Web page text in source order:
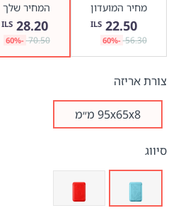
מחיר המועדון
22.50
ILS
56.30
-60%
המחיר שלך
28.20
ILS
70.50
-60%
צורת אריזה
95х65х8 מ״מ
סיווג